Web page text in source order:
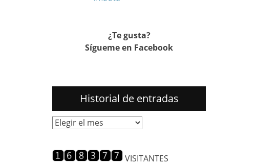
¿Te gusta?
Sígueme en Facebook
Historial de entradas
Historial
VISITANTES